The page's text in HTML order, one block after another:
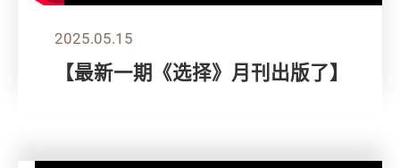
2025.05.15
【最新一期《选择》月刊出版了】